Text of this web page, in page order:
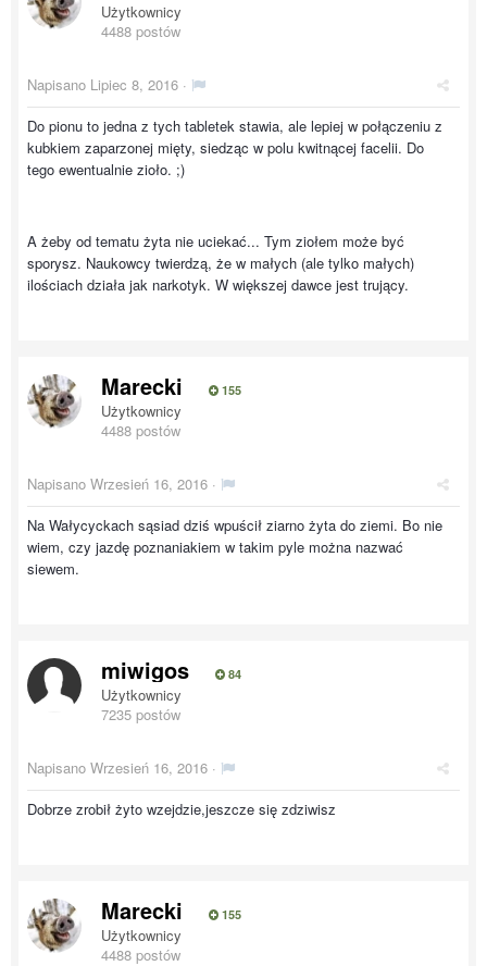
Użytkownicy
4488 postów
Napisano Lipiec 8, 2016 ·
Do pionu to jedna z tych tabletek stawia, ale lepiej w połączeniu z
kubkiem zaparzonej mięty, siedząc w polu kwitnącej facelii. Do
tego ewentualnie zioło. ;)
A żeby od tematu żyta nie uciekać... Tym ziołem może być
sporysz. Naukowcy twierdzą, że w małych (ale tylko małych)
ilościach działa jak narkotyk. W większej dawce jest trujący.
Marecki 155
Użytkownicy
4488 postów
Napisano Wrzesień 16, 2016 ·
Na Wałycyckach sąsiad dziś wpuścił ziarno żyta do ziemi. Bo nie
wiem, czy jazdę poznaniakiem w takim pyle można nazwać
siewem.
miwigos 84
Użytkownicy
7235 postów
Napisano Wrzesień 16, 2016 ·
Dobrze zrobił żyto wzejdzie,jeszcze się zdziwisz
Marecki 155
Użytkownicy
4488 postów